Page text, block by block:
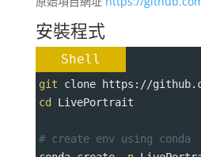
安裝程式
Shell
git clone https://
cd
LivePortrait
# create env using conda